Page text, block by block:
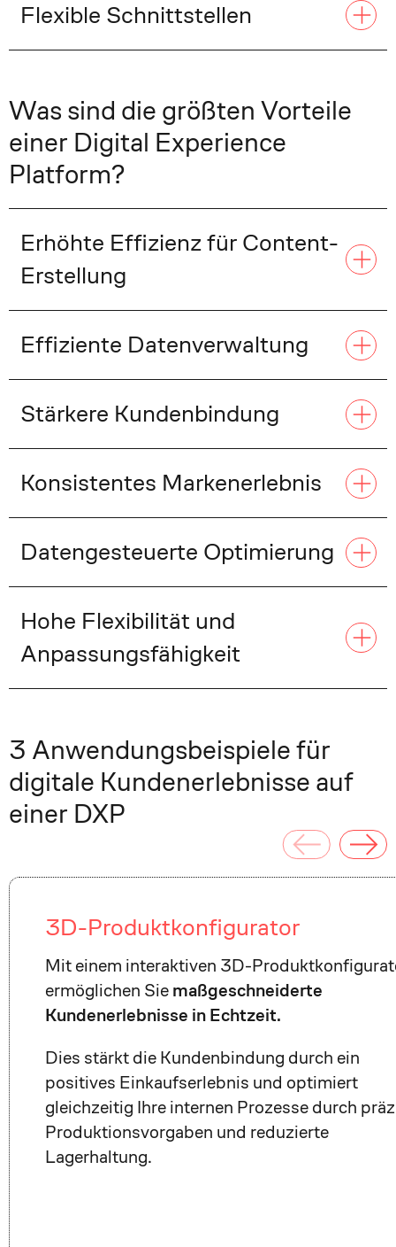
Flexible Schnittstellen
Was sind die größten Vorteile
einer Digital Experience
Platform?
Erhöhte Effizienz für Content-
Erstellung
Effiziente Datenverwaltung
Stärkere Kundenbindung
Konsistentes Markenerlebnis
Datengesteuerte Optimierung
Hohe Flexibilität und
Anpassungsfähigkeit
3 Anwendungsbeispiele für
digitale Kundenerlebnisse auf
einer DXP
3D-Produktkonfigurator
Mit einem interaktiven 3D-
ermöglichen Sie maßgeschneiderte
Kundenerlebnisse in Echtzeit.
Dies stärkt die Kundenbindung durch ein
positives Einkaufserlebnis und optimiert
gleichzeitig Ihre internen Prozesse durch
Produktionsvorgaben und reduzierte
Lagerhaltung.